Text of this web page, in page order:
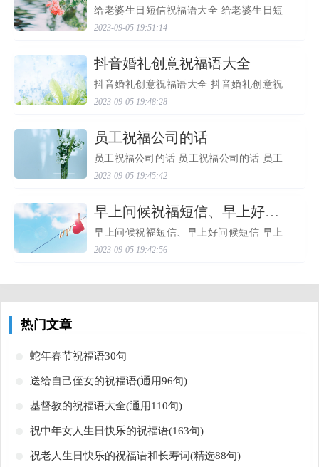
给老婆生日短信祝福语大全 给老婆生日短
信祝福语大全 1、祝福一位美丽迷人，聪明
大方，成熟端庄，又倍受赞叹的妙人儿，
略鲜花的娇艳，...
2023-09-05 19:51:14
​抖音婚礼创意祝福语大全
抖音婚礼创意祝福语大全 抖音婚礼创意祝
福语大全（深度文） 抖音婚礼创意祝福语
大全 导读：欢迎大家来到，接下来，的小
下精彩内容，请欣...
2023-09-05 19:48:28
​员工祝福公司的话
员工祝福公司的话 员工祝福公司的话 员工
祝福公司的话 2010年，在各级经营团队和
全体员工的共同努力下，维科先后取得了
业、发展板块启航等振...
2023-09-05 19:45:42
​早上问候祝福短信、早上好问候短信
早上问候祝福短信、早上好问候短信 早上
问候祝福短信、早上好问候短信 ◆愿一个
问候带给你一个新的心情，愿一个祝福带
2023-09-05 19:42:56
热门文章
​蛇年春节祝福语30句
​送给自己侄女的祝福语(通用96句)
​基督教的祝福语大全(通用110句)
​祝中年女人生日快乐的祝福语(163句)
​祝老人生日快乐的祝福语和长寿词(精选88句)